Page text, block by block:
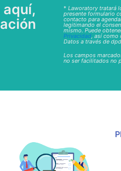
* Laworatory tratará
presente formulario
contacto para
legitimando el
mismo. Puede
Privacidad, así como
Datos a través de
Los campos
no ser facilitados no